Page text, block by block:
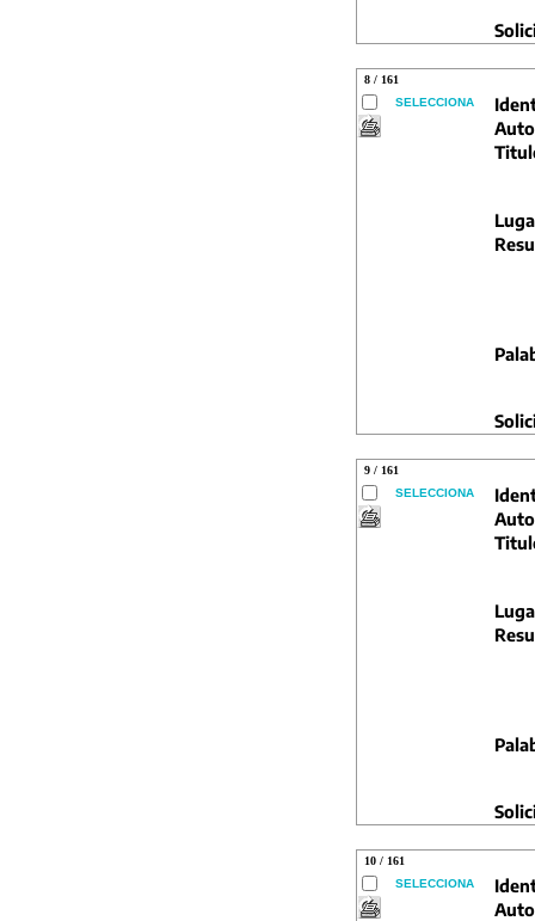
8 / 161
SELECCIONA
9 / 161
SELECCIONA
10 / 161
SELECCIONA